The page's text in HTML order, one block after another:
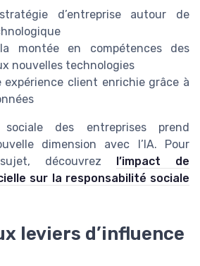
d’entreprise autour de
montée en compétences des
nouvelles technologies
expérience client enrichie grâce à
sociale des entreprises prend
dimension avec l’IA. Pour
découvrez
l’impact de
sur la responsabilité sociale
leviers d’influence